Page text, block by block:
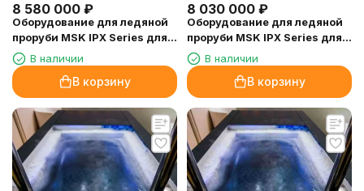
8 580 000 ₽
Оборудование для ледяной
проруби MSK IPX Series для
объема 6 куб.м
В наличии
В корзину
8 030 000 ₽
Оборудование для ледяной
проруби MSK IPX Series для
объема 4 куб.м
В наличии
В корзину